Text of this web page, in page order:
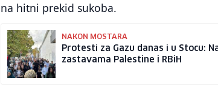
na hitni prekid sukoba.
NAKON MOSTARA
Protesti za Gazu danas i u Stocu:
zastavama Palestine i RBiH